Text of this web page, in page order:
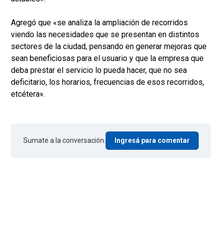
Agregó que «se analiza la ampliación de recorridos
viendo las necesidades que se presentan en distintos
sectores de la ciudad, pensando en generar mejoras que
sean beneficiosas para el usuario y que la empresa que
deba prestar el servicio lo pueda hacer, que no sea
deficitario, los horarios, frecuencias de esos recorridos,
etcétera».
Sumate a la conversación. Ingresá para comentar